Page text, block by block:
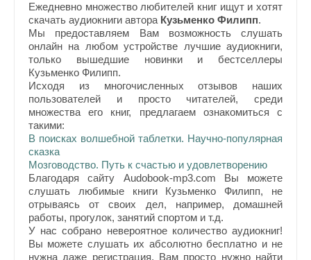
Ежедневно множество любителей книг ищут и хотят
скачать аудиокниги автора Кузьменко Филипп.
Мы предоставляем Вам возможность слушать
онлайн на любом устройстве лучшие аудиокниги,
только вышедшие новинки и бестселлеры
Кузьменко Филипп.
Исходя из многочисленных отзывов наших
пользователей и просто читателей, среди
множества его книг, предлагаем ознакомиться с
такими:
В поисках волшебной таблетки. Научно-популярная
сказка
Мозговодство. Путь к счастью и удовлетворению
Благодаря сайту Audobook-mp3.com Вы можете
слушать любимые книги Кузьменко Филипп, не
отрываясь от своих дел, например, домашней
работы, прогулок, занятий спортом и т.д.
У нас собрано невероятное количество аудиокниг!
Вы можете слушать их абсолютно бесплатно и не
нужна даже регистрация. Вам просто нужно найти